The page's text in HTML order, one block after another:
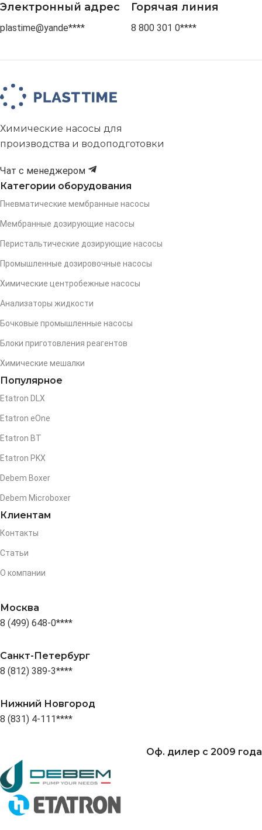
Электронный адрес
plastime@yande****
Горячая линия
8 800 301 0****
Химические насосы для
производства и водоподготовки
Чат с менеджером
Категории оборудования
Пневматические мембранные насосы
Мембранные дозирующие насосы
Перистальтические дозирующие насосы
Промышленные дозировочные насосы
Химические центробежные насосы
Анализаторы жидкости
Бочковые промышленные насосы
Блоки приготовления реагентов
Химические мешалки
Популярное
Etatron DLX
Etatron eOne
Etatron BT
Etatron PKX
Debem Boxer
Debem Microboxer
Клиентам
Контакты
Статьи
О компании
Москва
8 (499) 648-0****
Санкт-Петербург
8 (812) 389-3****
Нижний Новгород
8 (831) 4-111****
Оф. дилер с 2009 года